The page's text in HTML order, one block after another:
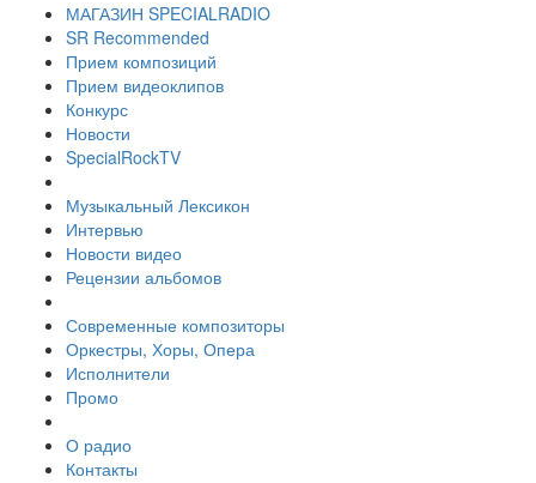
МАГАЗИН SPECIALRADIO
SR Recommended
Прием композиций
Прием видеоклипов
Конкурс
Новости
SpecialRockTV
Музыкальный Лексикон
Интервью
Новости видео
Рецензии альбомов
Современные композиторы
Оркестры, Хоры, Опера
Исполнители
Промо
О радио
Контакты